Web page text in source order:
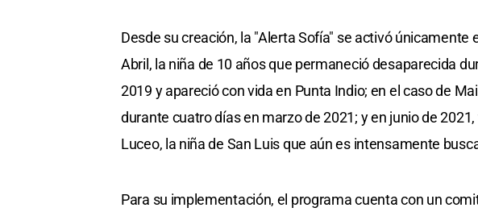
Desde su creación, la "Alerta Sofía" se activó únicamente
Abril, la niña de 10 años que permaneció desaparecida
2019 y apareció con vida en Punta Indio; en el caso de
durante cuatro días en marzo de 2021; y en junio de
Luceo, la niña de San Luis que aún es intensamente
Para su implementación, el programa cuenta con un